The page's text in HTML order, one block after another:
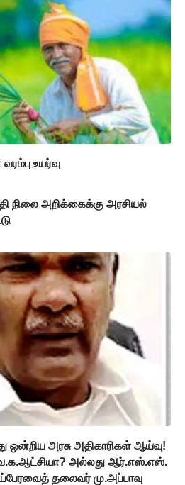
உயர்வு
நிலை அறிக்கைக்கு அரசியல்
ஒன்றிய அரசு அதிகாரிகள் ஆய்வு!
அல்லது ஆர்.எஸ்.எஸ்.
தலைவர் மு.அப்பாவு